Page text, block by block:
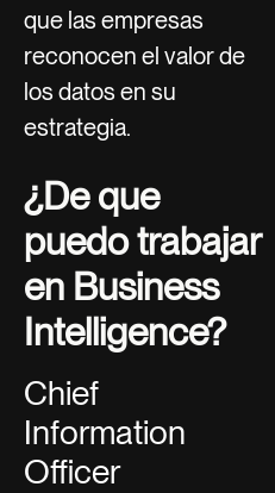
que las empresas
reconocen el valor de
los datos en su
estrategia.
¿De que
puedo trabajar
en Business
Intelligence?
Chief
Information
Officer